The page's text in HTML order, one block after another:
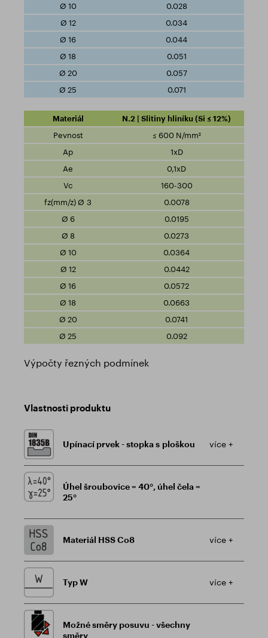
0.028
0.034
0.044
0.051
0.057
0.071
N.2 | Slitiny hliníku (Si ≤ 12%)
≤ 600 N/mm²
1xD
0,1xD
160-300
0.0078
0.0195
0.0273
0.0364
0.0442
0.0572
0.0663
0.0741
0.092
Výpočty řezných podmínek
Vlastnosti produktu
Upínací prvek - stopka s ploškou více +
Úhel šroubovice = 40°, úhel čela =
25°
Materiál HSS Co8 více +
Typ W více +
Možné směry posuvu - všechny
směry